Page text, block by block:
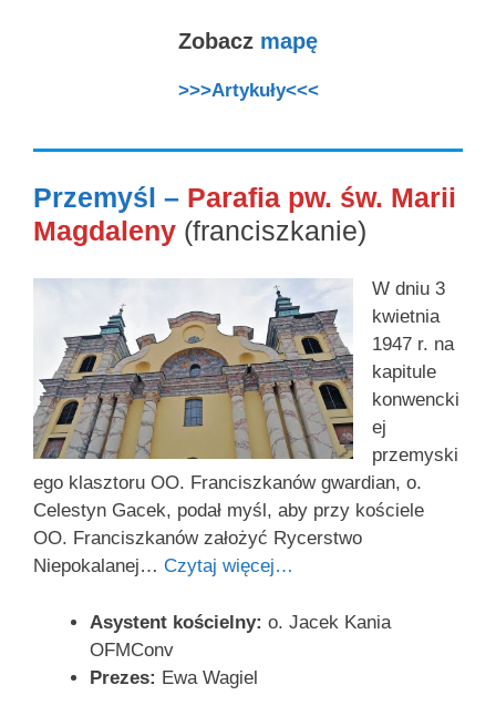
Zobacz mapę
>>>Artykuły<<<
Przemyśl – Parafia pw. św. Marii
Magdaleny (franciszkanie)
W dniu 3
kwietnia
1947 r. na
kapitule
konwencki
ej
przemyski
ego klasztoru OO. Franciszkanów gwardian, o.
Celestyn Gacek, podał myśl, aby przy kościele
OO. Franciszkanów założyć Rycerstwo
Niepokalanej… Czytaj więcej…
Asystent kościelny: o. Jacek Kania
OFMConv
Prezes: Ewa Wagiel